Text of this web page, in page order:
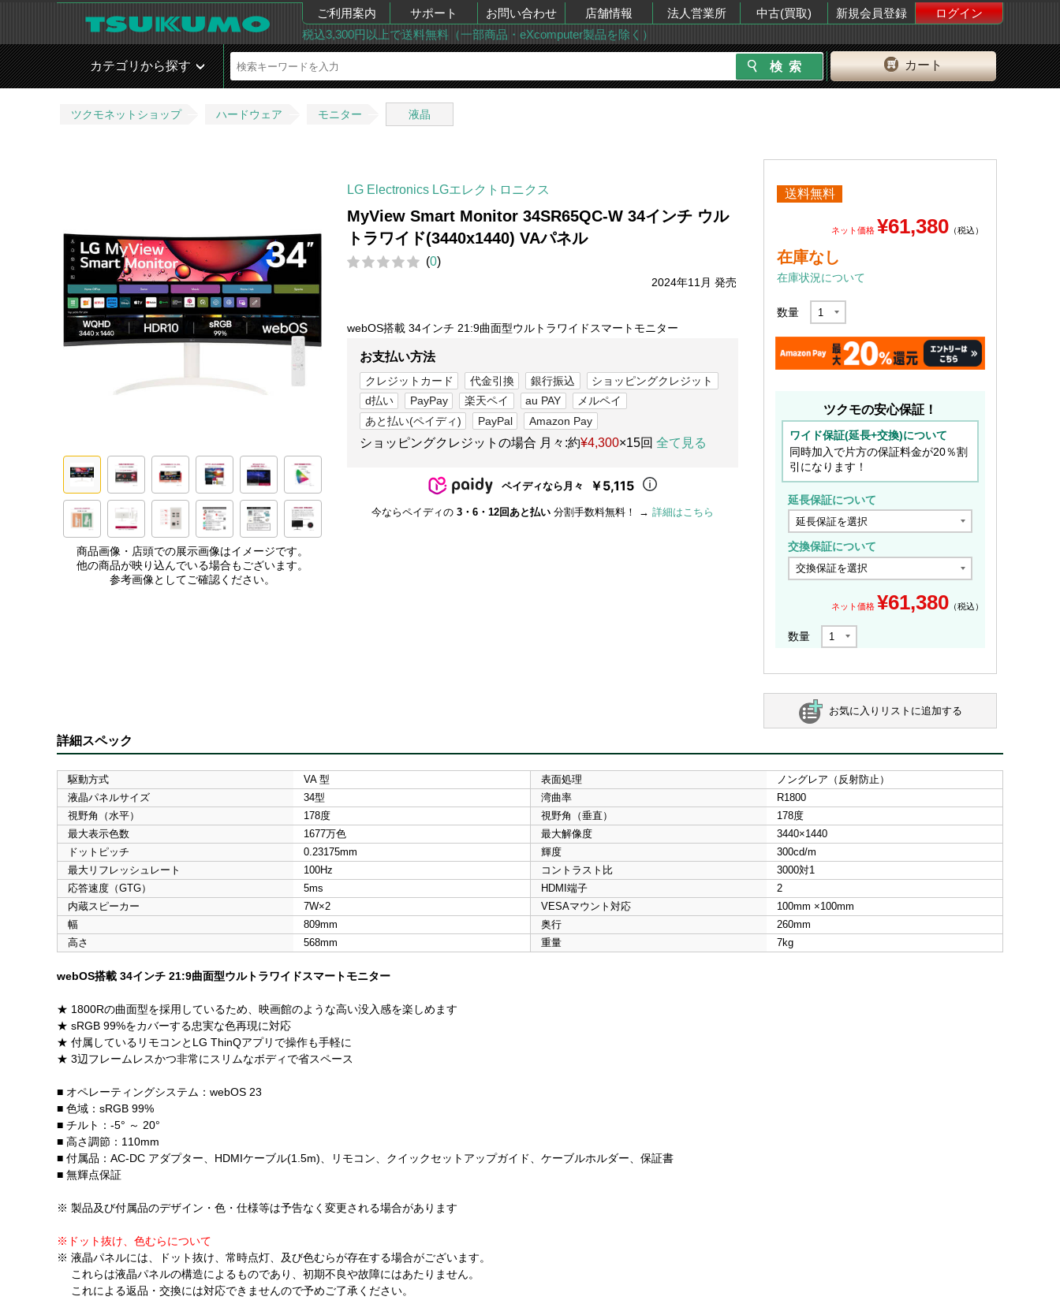
ご利用案内 サポート お問い合わせ 店舗情報 法人営業所 中古(買取) 新規会員登録
ログイン
税込3,300円以上で送料無料（一部商品・eXcomputer製品を除く）
カート
カテゴリから探す
ツクモネットショップ ハードウェア モニター 液晶
商品画像・店頭での展示画像はイメージです。
他の商品が映り込んでいる場合もございます。
参考画像としてご確認ください。
LG Electronics LGエレクトロニクス
MyView Smart Monitor 34SR65QC-W 34インチ ウル
トラワイド(3440x1440) VAパネル
(0)
2024年11月 発売
webOS搭載 34インチ 21:9曲面型ウルトラワイドスマートモニター
お支払い方法
クレジットカード 代金引換 銀行振込
ショッピングクレジット
d払い
PayPay 楽天ペイ au PAY
メルペイ
あと払い(ペイディ)
PayPal Amazon Pay
ショッピングクレジットの場合 月々:約¥4,300×15回 全て見る
ペイディなら月々 ￥5,115
今ならペイディの 3・6・12回あと払い 分割手数料無料！ → 詳細はこちら
送料無料
ネット価格 ¥61,380 （税込）
在庫なし
在庫状況について
数量
ツクモの安心保証！
ワイド保証(延長+交換)について
同時加入で片方の保証料金が20％割
引になります！
延長保証について
交換保証について
ネット価格 ¥61,380 （税込）
数量
お気に入りリストに追加する
詳細スペック
駆動方式 VA 型 表面処理
ノングレア（反射防止）
液晶パネルサイズ
34型 湾曲率
R1800
視野角（水平）
178度 視野角（垂直）
178度
最大表示色数
1677万色 最大解像度
3440×1440
ドットピッチ
0.23175mm 輝度
300cd/m
最大リフレッシュレート
100Hz コントラスト比
3000対1
応答速度（GTG）
5ms HDMI端子
2
内蔵スピーカー
7W×2 VESAマウント対応
100mm ×100mm
幅
809mm 奥行
260mm
高さ
568mm 重量 7kg
webOS搭載 34インチ 21:9曲面型ウルトラワイドスマートモニター
★ 1800Rの曲面型を採用しているため、映画館のような高い没入感を楽しめます
★ sRGB 99%をカバーする忠実な色再現に対応
★ 付属しているリモコンとLG ThinQアプリで操作も手軽に
★ 3辺フレームレスかつ非常にスリムなボディで省スペース
■ オペレーティングシステム：webOS 23
■ 色域：sRGB 99%
■ チルト：-5° ～ 20°
■ 高さ調節：110mm
■ 付属品：AC-DC アダプター、HDMIケーブル(1.5m)、リモコン、クイックセットアップガイド、ケーブルホルダー、保証書
■ 無輝点保証
※ 製品及び付属品のデザイン・色・仕様等は予告なく変更される場合があります
※ドット抜け、色むらについて
※ 液晶パネルには、ドット抜け、常時点灯、及び色むらが存在する場合がございます。
これらは液晶パネルの構造によるものであり、初期不良や故障にはあたりません。
これによる返品・交換には対応できませんので予めご了承ください。